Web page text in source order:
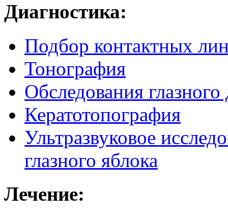
Диагностика:
Подбор контактных
Тонография
Обследования
Кератотопография
Ультразвуковое
глазного яблока
Лечение: